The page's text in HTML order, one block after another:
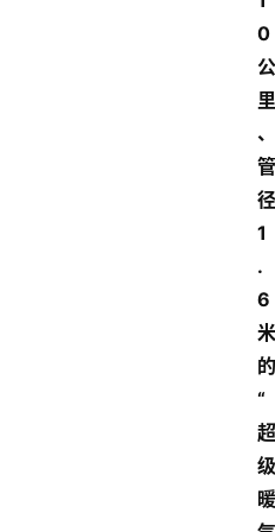
0
公
里
、
管
径
1
.
6
米
的
“
超
级
暖